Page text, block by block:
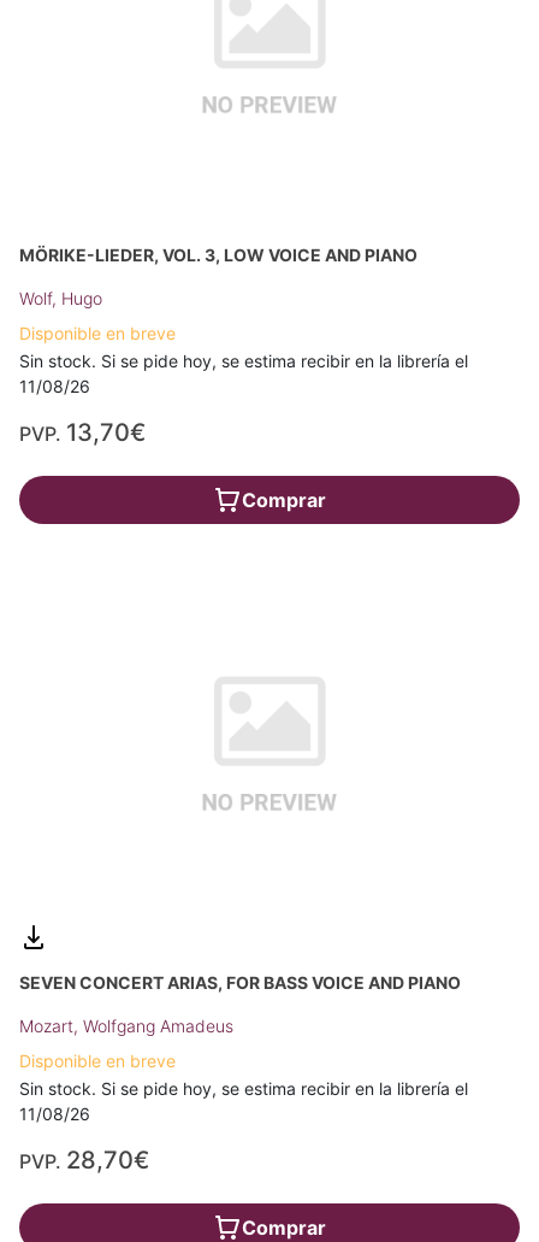
MÖRIKE-LIEDER, VOL. 3, LOW VOICE AND PIANO
Wolf, Hugo
Disponible en breve
Sin stock. Si se pide hoy, se estima recibir en la librería el
11/08/26
PVP. 13,70€
Comprar
SEVEN CONCERT ARIAS, FOR BASS VOICE AND PIANO
Mozart, Wolfgang Amadeus
Disponible en breve
Sin stock. Si se pide hoy, se estima recibir en la librería el
11/08/26
PVP. 28,70€
Comprar